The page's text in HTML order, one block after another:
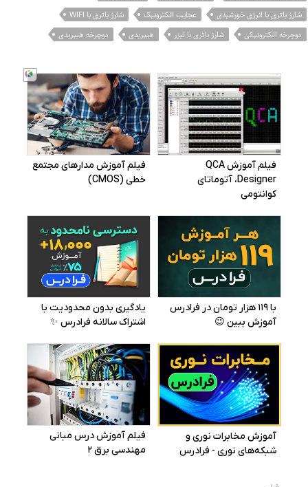
شارژ باتری با انرژی خورشیدی
عجایب الکترونیک
شارژ باتری با WIFI
دوچرخه الکترونیکی
شارژ باتری با لیزر هیبریدی دوچرخه هیبریدی